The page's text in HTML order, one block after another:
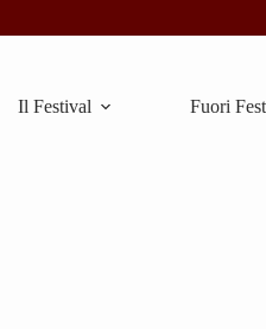
Il Festival Fuori